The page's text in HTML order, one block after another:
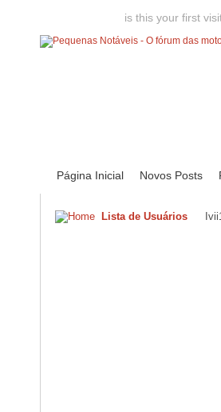
is this your first
Página Inicial Novos Posts
Lista de Usuários